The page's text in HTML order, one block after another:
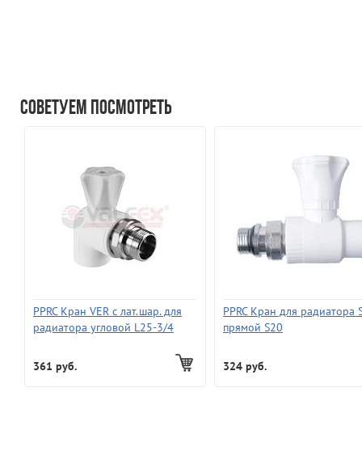
Советуем посмотреть
PPRC Кран VER с лат.шар. для
радиатора угловой L25-3/4
361 руб.
PPRC Кран для радиатора
прямой S20
324 руб.